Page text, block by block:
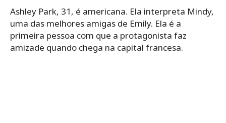
Ashley Park, 31, é americana. Ela interpreta Mindy,
uma das melhores amigas de Emily. Ela é a
primeira pessoa com que a protagonista faz
amizade quando chega na capital francesa.